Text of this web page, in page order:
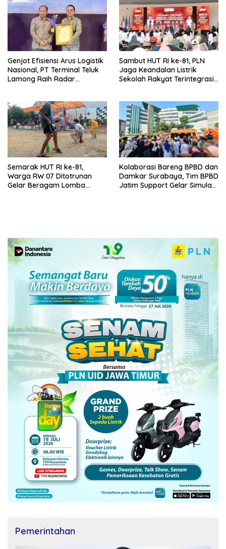
Genjot Efisiensi Arus Logistik
Nasional, PT Terminal Teluk
Lamong Raih Radar
Sambut HUT RI ke-81, PLN
Jaga Keandalan Listrik
Sekolah Rakyat Terintegrasi 1
Semarak HUT RI ke-81,
Warga RW 07 Ditotrunan
Gelar Beragam Lomba
Kolaborasi Bareng BPBD dan
Damkar Surabaya, Tim BPBD
Jatim Support Gelar Simulasi
Pemerintahan